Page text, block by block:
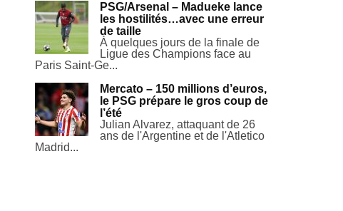
PSG/Arsenal – Madueke lance
les hostilités…avec une erreur
de taille
À quelques jours de la finale de
Ligue des Champions face au
Paris Saint-Ge...
Mercato – 150 millions d’euros,
le PSG prépare le gros coup de
l’été
Julian Alvarez, attaquant de 26
ans de l'Argentine et de l'Atletico
Madrid...